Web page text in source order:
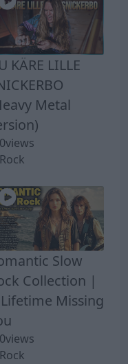
KÄRE LILLE
Metal
0views
Rock
Slow
Collection |
Missing
0views
Rock